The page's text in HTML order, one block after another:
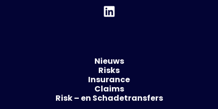
Nieuws
Risks
Insurance
Claims
Risk – en Schadetransfers